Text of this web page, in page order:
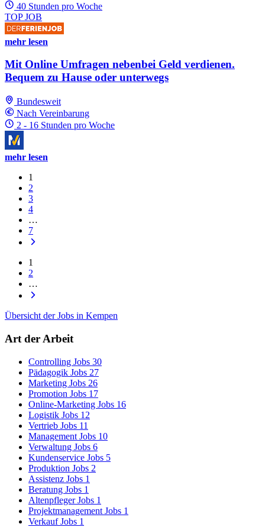
40 Stunden pro Woche
TOP JOB
mehr lesen
Mit Online Umfragen nebenbei Geld verdienen.
Bequem zu Hause oder unterwegs
Bundesweit
Nach Vereinbarung
2 - 16 Stunden pro Woche
mehr lesen
1
2
3
4
…
7
1
2
…
Übersicht der Jobs in Kempen
Art der Arbeit
Controlling Jobs 30
Pädagogik Jobs 27
Marketing Jobs 26
Promotion Jobs 17
Online-Marketing Jobs 16
Logistik Jobs 12
Vertrieb Jobs 11
Management Jobs 10
Verwaltung Jobs 6
Kundenservice Jobs 5
Produktion Jobs 2
Assistenz Jobs 1
Beratung Jobs 1
Altenpfleger Jobs 1
Projektmanagement Jobs 1
Verkauf Jobs 1